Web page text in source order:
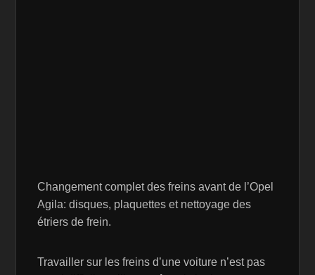
Changement complet des freins avant de l’Opel
Agila: disques, plaquettes et nettoyage des
étriers de frein.
Travailler sur les freins d’une voiture n’est pas